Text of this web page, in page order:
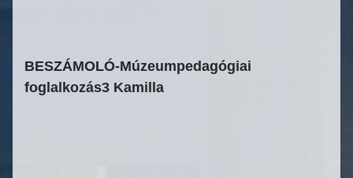
BESZÁMOLÓ-Múzeumpedagógiai
foglalkozás3 Kamilla